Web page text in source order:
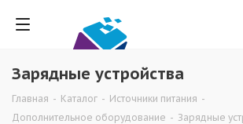
Зарядные устройства
Главная - Каталог - Источники питания -
Дополнительное оборудование - Зарядные